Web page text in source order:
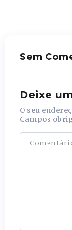
Sem
Deixe
O seu
Campos